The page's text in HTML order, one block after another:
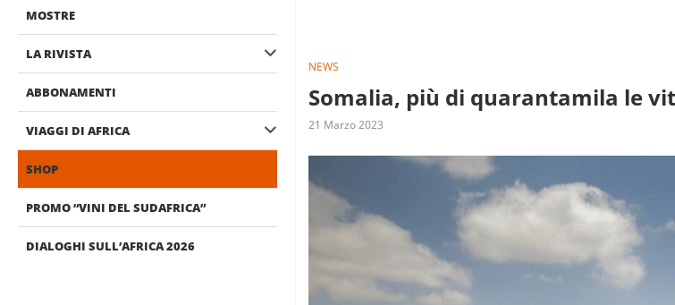
MOSTRE
LA RIVISTA
ABBONAMENTI
VIAGGI DI AFRICA
SHOP
PROMO “VINI DEL SUDAFRICA”
DIALOGHI SULL’AFRICA 2026
NEWS
Somalia, più di quarantamila le
21 Marzo 2023